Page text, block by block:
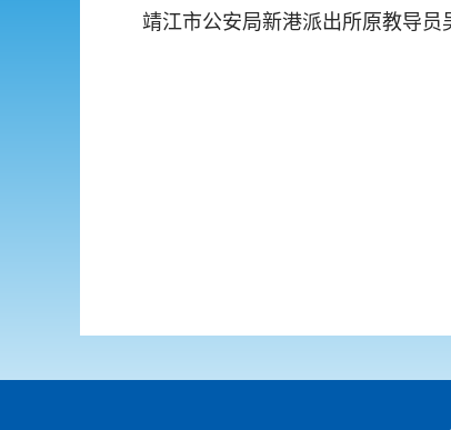
靖江市公安局新港派出所原教导员